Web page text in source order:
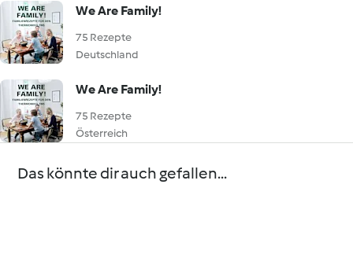
We Are Family!
75 Rezepte
Deutschland
We Are Family!
75 Rezepte
Österreich
Das könnte dir auch gefallen...